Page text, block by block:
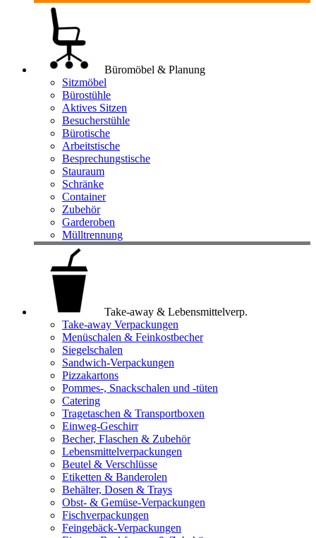
Büromöbel & Planung
Sitzmöbel
Bürostühle
Aktives Sitzen
Besucherstühle
Bürotische
Arbeitstische
Besprechungstische
Stauraum
Schränke
Container
Zubehör
Garderoben
Mülltrennung
Take-away & Lebensmittelverp.
Take-away Verpackungen
Menüschalen & Feinkostbecher
Siegelschalen
Sandwich-Verpackungen
Pizzakartons
Pommes-, Snackschalen und -tüten
Catering
Tragetaschen & Transportboxen
Einweg-Geschirr
Becher, Flaschen & Zubehör
Lebensmittelverpackungen
Beutel & Verschlüsse
Etiketten & Banderolen
Behälter, Dosen & Trays
Obst- & Gemüse-Verpackungen
Fischverpackungen
Feingebäck-Verpackungen